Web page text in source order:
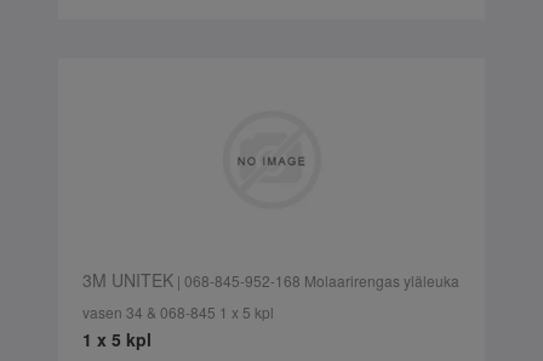
3M UNITEK| 068-845-952-168 Molaarirengas yläleuka
vasen 34 & 068-845 1 x 5 kpl
1 x 5 kpl